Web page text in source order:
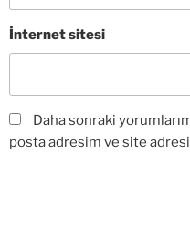
İnternet sitesi
Daha sonraki
posta adresim ve site